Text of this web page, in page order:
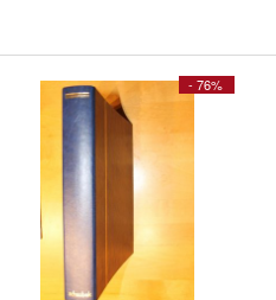
- 76%